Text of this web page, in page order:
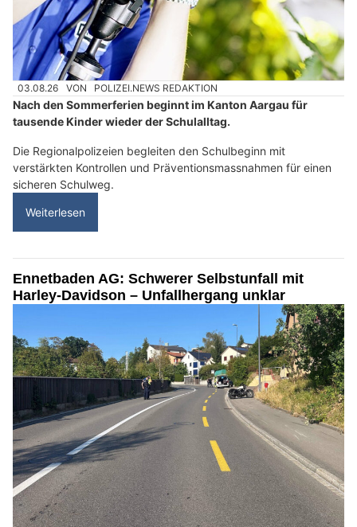
03.08.26 VON POLIZEI.NEWS REDAKTION
Nach den Sommerferien beginnt im Kanton Aargau für
tausende Kinder wieder der Schulalltag.
Die Regionalpolizeien begleiten den Schulbeginn mit
verstärkten Kontrollen und Präventionsmassnahmen für einen
sicheren Schulweg.
Weiterlesen
Ennetbaden AG: Schwerer Selbstunfall mit
Harley-Davidson – Unfallhergang unklar